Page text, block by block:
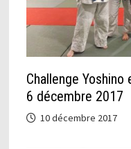
Challenge
6 décembre 2017
10 décembre 2017